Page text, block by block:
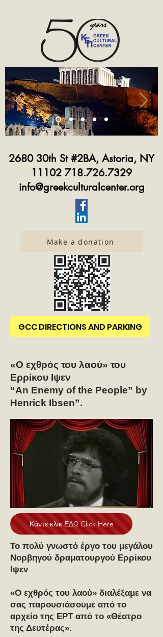
2680 30th St #2BA, Astoria, NY
11102 718.726.7329
info@greekculturalcenter.org
Make a donation
GCC DIRECTIONS AND PARKING
«Ο εχθρός του λαού» του
Ερρίκου Ιψεν
“An Enemy of the People” by
Henrick Ibsen”.
Κάντε κλικ ΕΔΩ Click Here
Το πολύ γνωστό έργο του μεγάλου
Νορβηγού δραματουργού Ερρίκου
Ιψεν
«Ο εχθρός του λαού» διαλέξαμε να
σας παρουσιάσουμε από το
αρχείο της ΕΡΤ από το «Θέατρο
της Δευτέρας».